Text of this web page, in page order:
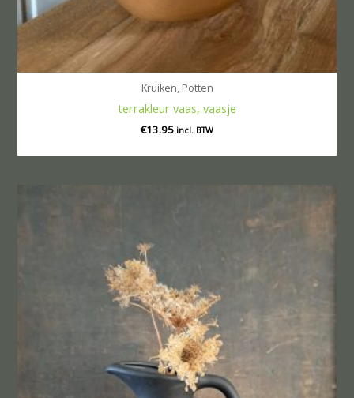
Kruiken, Potten
terrakleur vaas, vaasje
€13.95 incl. BTW